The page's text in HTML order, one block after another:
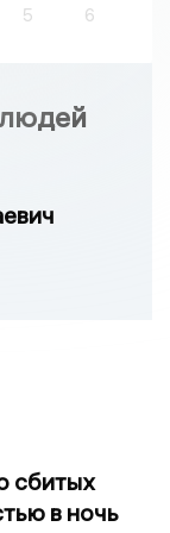
5 6
сбитых
в ночь